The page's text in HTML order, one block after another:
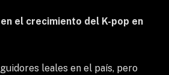
el crecimiento del K-pop en
leales en el país, pero